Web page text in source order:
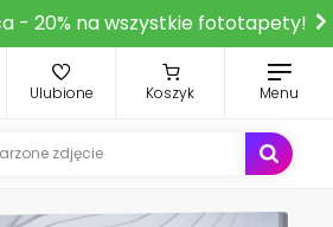
- 20% na wszystkie fototapety!
Ulubione Koszyk Menu